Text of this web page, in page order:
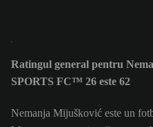
Ratingul general pentru
SPORTS FC™ 26 este 62
Nemanja Mijušković este un